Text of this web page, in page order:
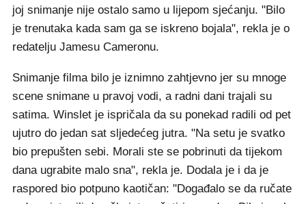
joj snimanje nije ostalo samo u lijepom sjećanju. "Bilo
je trenutaka kada sam ga se iskreno bojala", rekla je o
redatelju Jamesu Cameronu.
Snimanje filma bilo je iznimno zahtjevno jer su mnoge
scene snimane u pravoj vodi, a radni dani trajali su
satima. Winslet je ispričala da su ponekad radili od pet
ujutro do jedan sat sljedećeg jutra. "Na setu je svatko
bio prepušten sebi. Morali ste se pobrinuti da tijekom
dana ugrabite malo sna", rekla je. Dodala je i da je
raspored bio potpuno kaotičan: "Događalo se da ručate